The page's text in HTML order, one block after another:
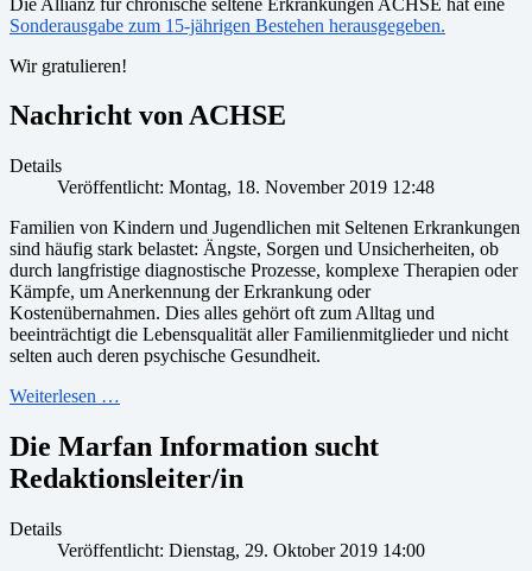
Sonderausgabe zum 15-jährigen Bestehen herausgegeben.
Wir gratulieren!
Nachricht von ACHSE
Details
Veröffentlicht: Montag, 18. November 2019 12:48
Familien von Kindern und Jugendlichen mit Seltenen Erkrankungen
sind häufig stark belastet: Ängste, Sorgen und Unsicherheiten, ob
durch langfristige diagnostische Prozesse, komplexe Therapien oder
Kämpfe, um Anerkennung der Erkrankung oder
Kostenübernahmen. Dies alles gehört oft zum Alltag und
beeinträchtigt die Lebensqualität aller Familienmitglieder und nicht
selten auch deren psychische Gesundheit.
Weiterlesen …
Die Marfan Information sucht
Redaktionsleiter/in
Details
Veröffentlicht: Dienstag, 29. Oktober 2019 14:00